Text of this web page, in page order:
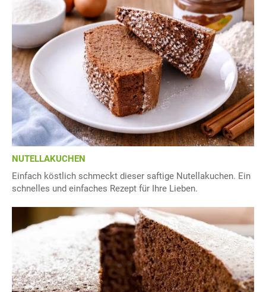
NUTELLAKUCHEN
Einfach köstlich schmeckt dieser saftige Nutellakuchen. Ein
schnelles und einfaches Rezept für Ihre Lieben.